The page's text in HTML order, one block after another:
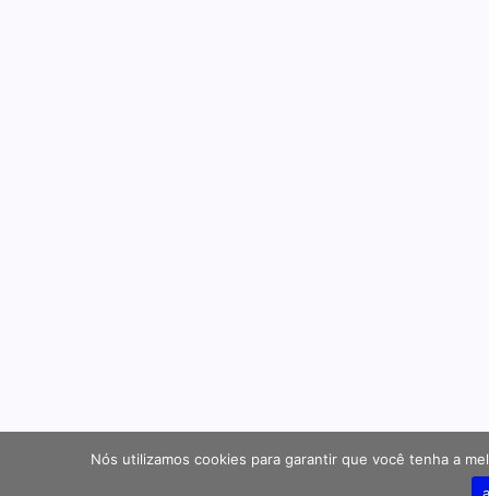
Nós utilizamos cookies para garantir que você tenha a